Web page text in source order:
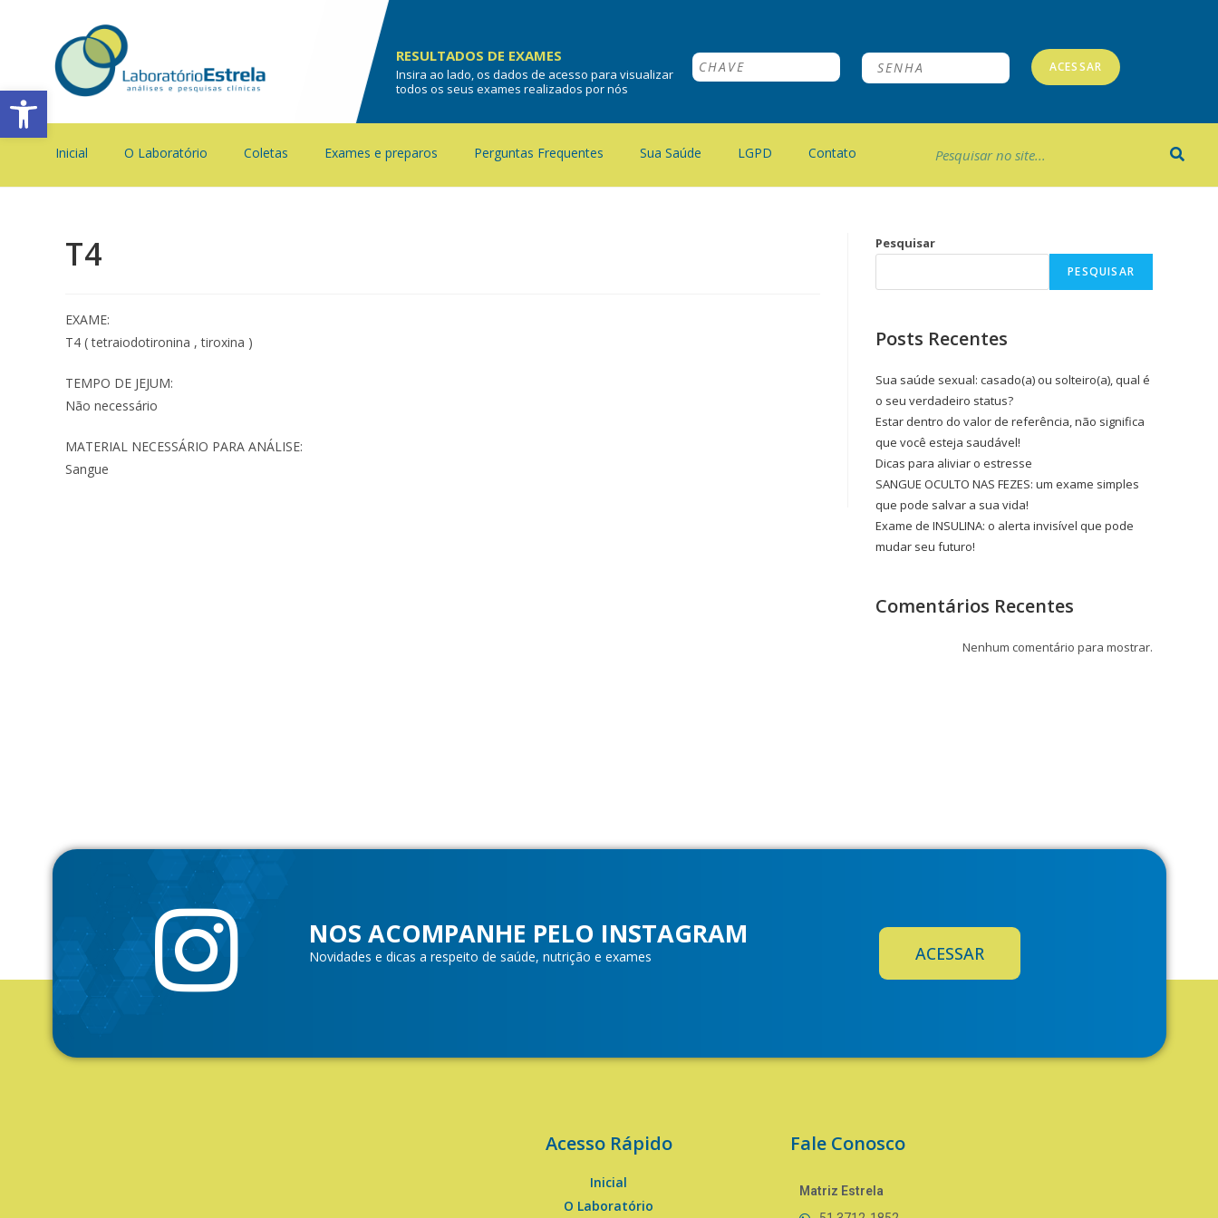
Barra de Ferramentas Aberta
RESULTADOS DE EXAMES
Insira ao lado, os dados de acesso para visualizar
todos os seus exames realizados por nós
ACESSAR
Inicial O Laboratório Coletas Exames e preparos Perguntas Frequentes Sua Saúde LGPD Contato
T4
EXAME:
T4 ( tetraiodotironina , tiroxina )
TEMPO DE JEJUM:
Não necessário
MATERIAL NECESSÁRIO PARA ANÁLISE:
Sangue
Pesquisar
PESQUISAR
Posts Recentes
Sua saúde sexual: casado(a) ou solteiro(a), qual é
o seu verdadeiro status?
Estar dentro do valor de referência, não significa
que você esteja saudável!
Dicas para aliviar o estresse
SANGUE OCULTO NAS FEZES: um exame simples
que pode salvar a sua vida!
Exame de INSULINA: o alerta invisível que pode
mudar seu futuro!
Comentários Recentes
Nenhum comentário para mostrar.
NOS ACOMPANHE PELO INSTAGRAM
Novidades e dicas a respeito de saúde, nutrição e exames ACESSAR
Acesso Rápido
Inicial
O Laboratório
Fale Conosco
Matriz Estrela